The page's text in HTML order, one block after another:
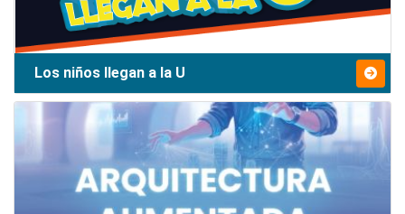
Los niños llegan a la U